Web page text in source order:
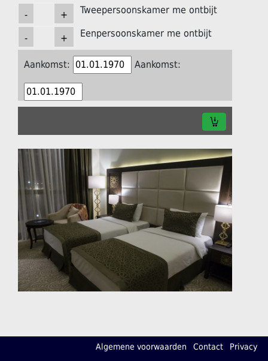
Tweepersoonskamer me ontbijt
Eenpersoonskamer me ontbijt
Aankomst: Aankomst:
Algemene voorwaarden Contact Privacy